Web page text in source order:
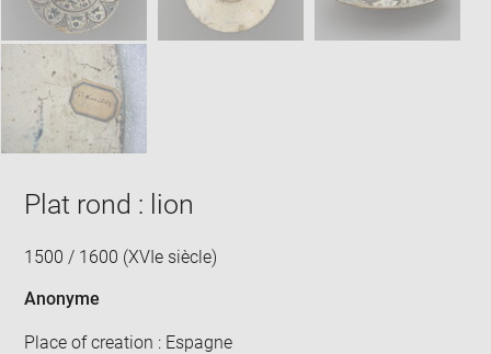
Plat rond : lion
1500 / 1600 (XVIe siècle)
Anonyme
Place of creation : Espagne